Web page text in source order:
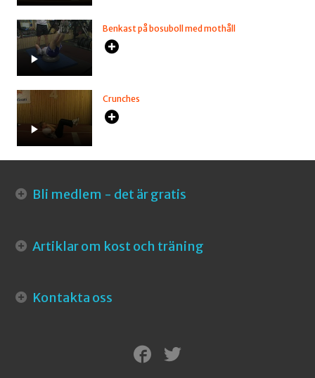
Benkast på bosuboll med mothåll
Crunches
Bli medlem - det är gratis
Artiklar om kost och träning
Kontakta oss